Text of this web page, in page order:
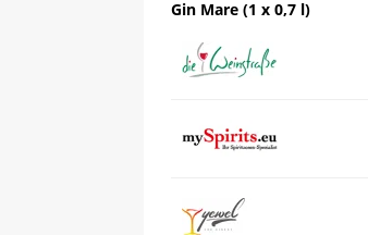
Gin Mare (1 x 0,7 l)